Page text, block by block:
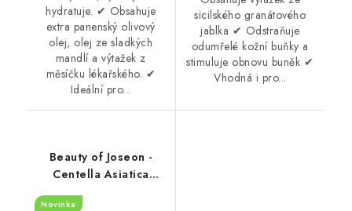
hydratuje. ✔ Obsahuje
extra panenský olivový
olej, olej ze sladkých
mandlí a výtažek z
měsíčku lékařského. ✔
Ideální pro...
sicilského granátového
jablka ✔ Odstraňuje
odumřelé kožní buňky a
stimuluje obnovu buněk ✔
Vhodná i pro...
Beauty of Joseon -
Centella Asiatica
Novinka